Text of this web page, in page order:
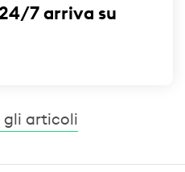
7 arriva su
gli articoli